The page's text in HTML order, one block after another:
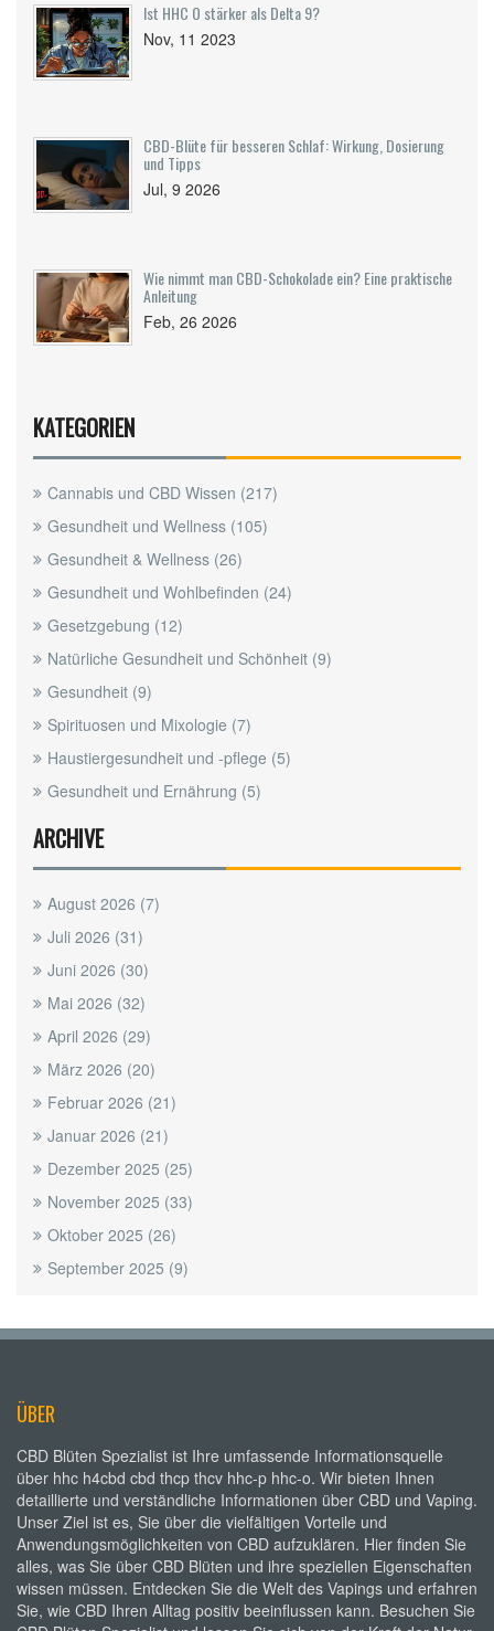
Ist HHC O stärker als Delta 9?
Nov, 11 2023
CBD-Blüte für besseren Schlaf: Wirkung, Dosierung
und Tipps
Jul, 9 2026
Wie nimmt man CBD-Schokolade ein? Eine praktische
Anleitung
Feb, 26 2026
KATEGORIEN
Cannabis und CBD Wissen (217)
Gesundheit und Wellness (105)
Gesundheit & Wellness (26)
Gesundheit und Wohlbefinden (24)
Gesetzgebung (12)
Natürliche Gesundheit und Schönheit (9)
Gesundheit (9)
Spirituosen und Mixologie (7)
Haustiergesundheit und -pflege (5)
Gesundheit und Ernährung (5)
ARCHIVE
August 2026 (7)
Juli 2026 (31)
Juni 2026 (30)
Mai 2026 (32)
April 2026 (29)
März 2026 (20)
Februar 2026 (21)
Januar 2026 (21)
Dezember 2025 (25)
November 2025 (33)
Oktober 2025 (26)
September 2025 (9)
ÜBER
CBD Blüten Spezialist ist Ihre umfassende Informationsquelle
über hhc h4cbd cbd thcp thcv hhc-p hhc-o. Wir bieten Ihnen
detaillierte und verständliche Informationen über CBD und Vaping.
Unser Ziel ist es, Sie über die vielfältigen Vorteile und
Anwendungsmöglichkeiten von CBD aufzuklären. Hier finden Sie
alles, was Sie über CBD Blüten und ihre speziellen Eigenschaften
wissen müssen. Entdecken Sie die Welt des Vapings und erfahren
Sie, wie CBD Ihren Alltag positiv beeinflussen kann. Besuchen Sie